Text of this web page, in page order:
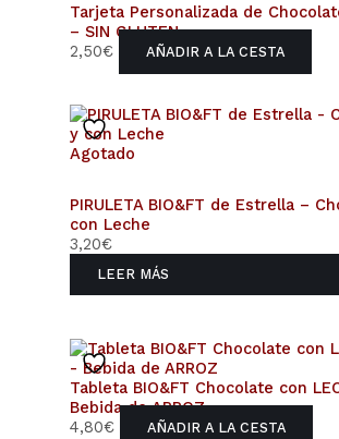
Tarjeta Personalizada de
– SIN GLUTEN
2,50€ AÑADIR A LA CESTA
Agotado
PIRULETA BIO&FT de Estrella –
con Leche
3,20€
LEER MÁS
Tableta BIO&FT Chocolate con
Bebida de ARROZ
4,80€ AÑADIR A LA CESTA